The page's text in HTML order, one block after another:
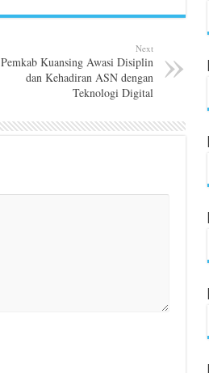
Next
Pemkab Kuansing Awasi Disiplin
dan Kehadiran ASN dengan
Teknologi Digital